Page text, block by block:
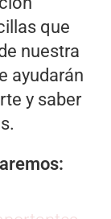
que
nuestra
ayudarán
y saber